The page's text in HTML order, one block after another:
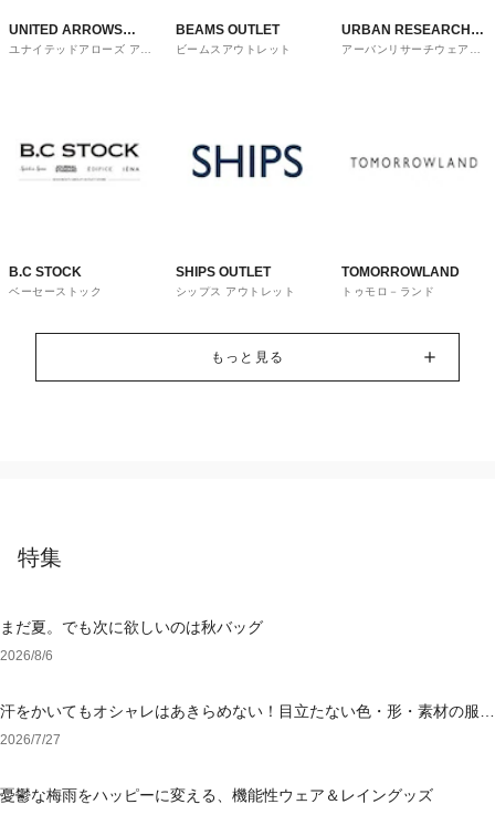
UNITED ARROWS
OUTLET
ユナイテッドアローズ アウ
BEAMS OUTLET
ビームスアウトレット
URBAN RESEARCH
ware house
アーバンリサーチウェアハ
B.C STOCK
ベーセーストック
SHIPS OUTLET
シップス アウトレット
TOMORROWLAND
トゥモロ－ランド
もっと見る
特集
まだ夏。でも次に欲しいのは秋バッグ
2026/8/6
汗をかいてもオシャレはあきらめない！目立たない色・形・素材の服を
アウトレットで
2026/7/27
憂鬱な梅雨をハッピーに変える、機能性ウェア＆レイングッズ